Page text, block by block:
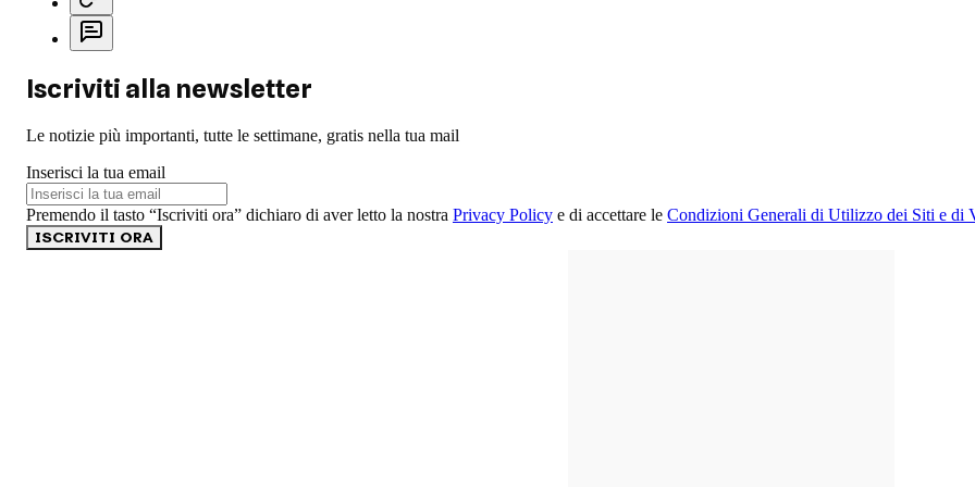
Iscriviti alla newsletter
Le notizie più importanti, tutte le settimane, gratis nella tua mail
Inserisci la tua email
Premendo il tasto “Iscriviti ora” dichiaro di aver letto la nostra Privacy Policy e di accettare le Condizioni Generali di Utilizzo dei Siti e di
ISCRIVITI ORA